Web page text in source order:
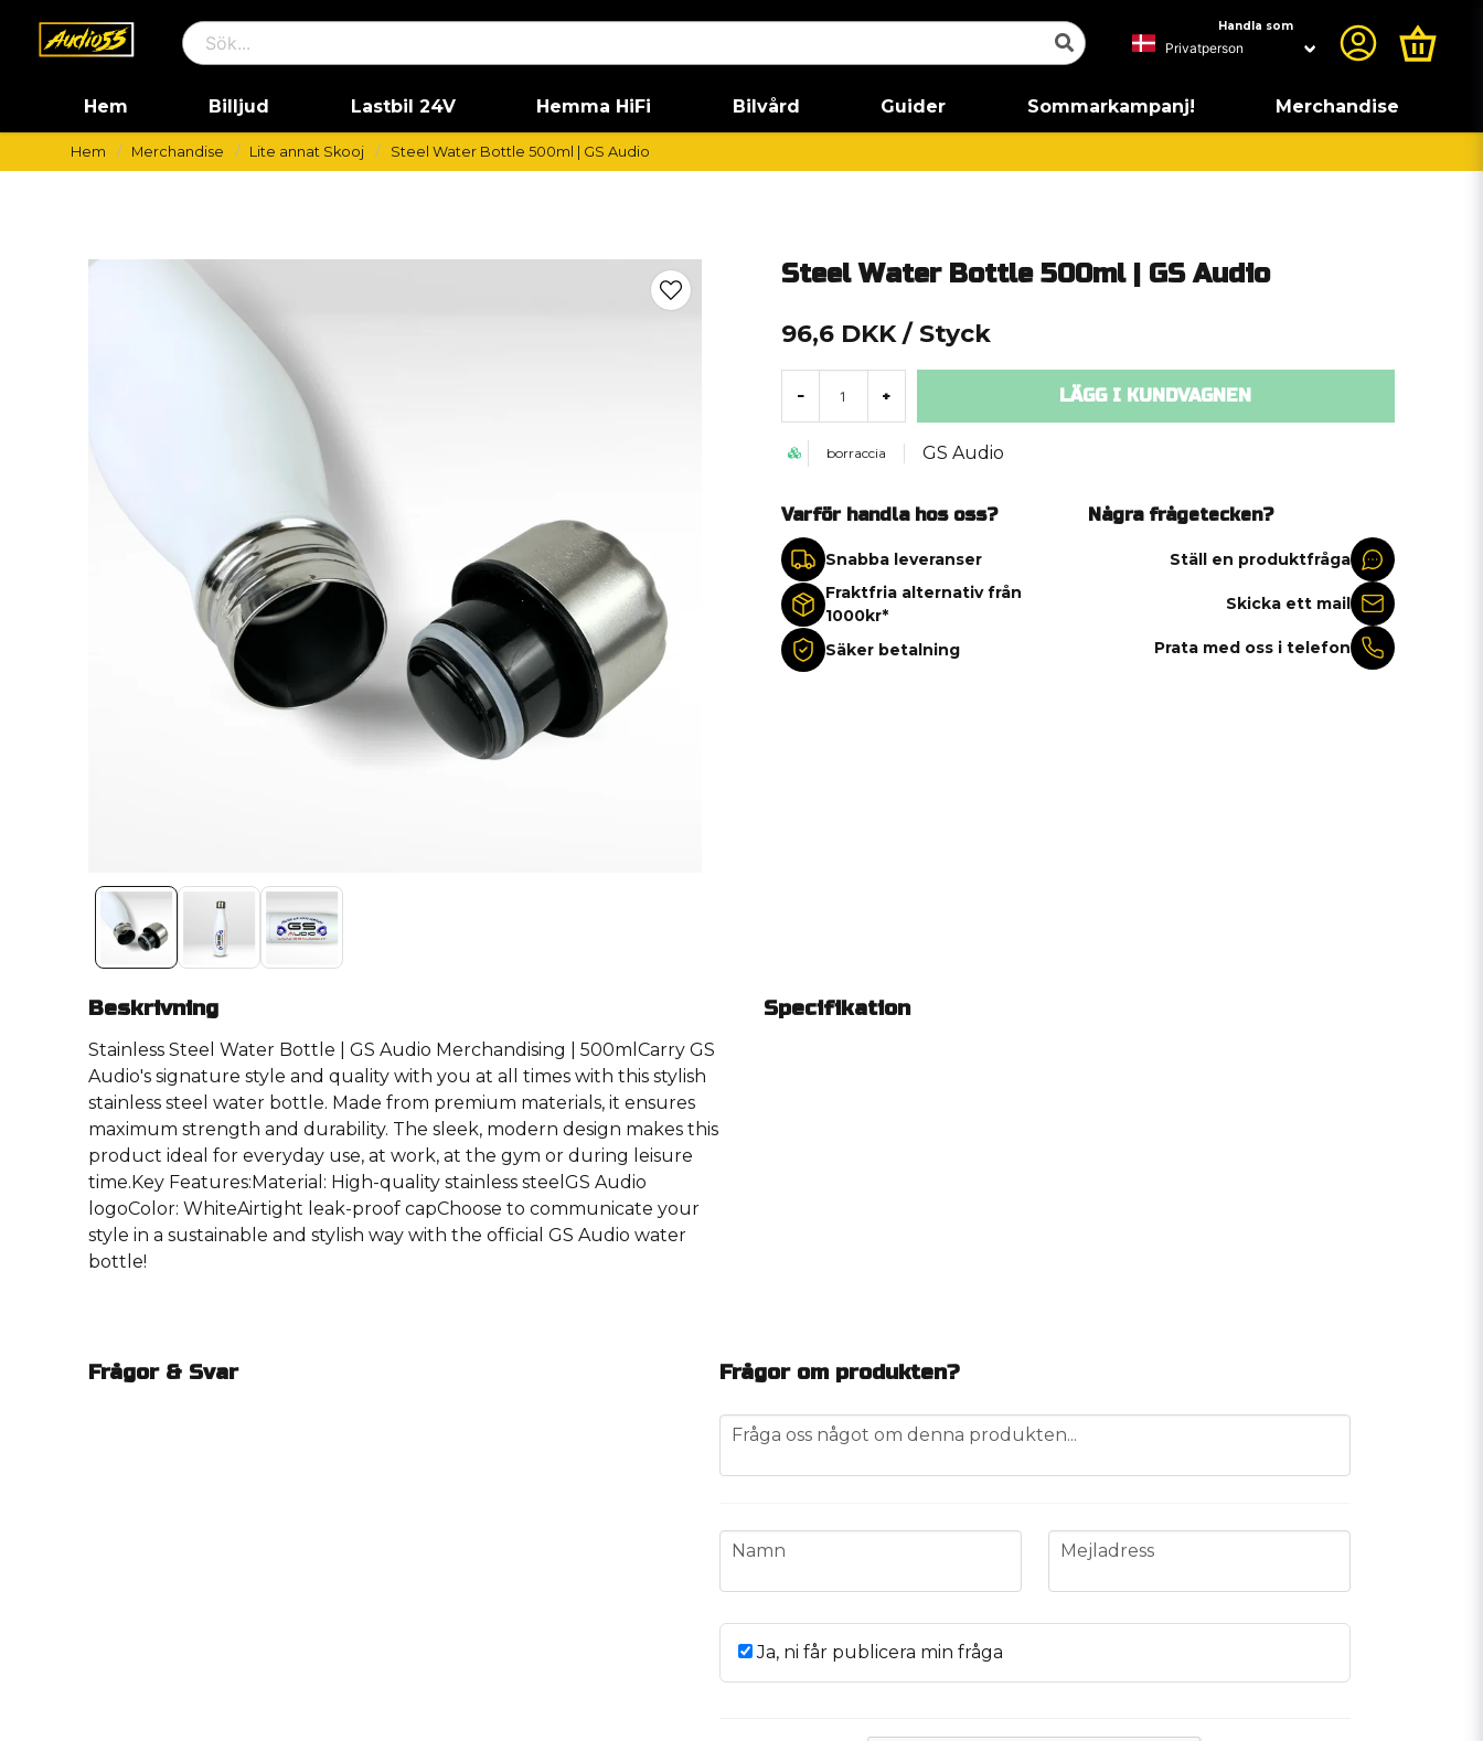
Handla som
Hem Billjud Lastbil 24V Hemma HiFi Bilvård Guider Sommarkampanj! Merchandise
Hem Merchandise Lite annat Skooj Steel Water Bottle 500ml | GS Audio
Steel Water Bottle 500ml | GS Audio
96,6 DKK / Styck
- + LÄGG I KUNDVAGNEN
borraccia GS Audio
Varför handla hos oss?
Snabba leveranser
Fraktfria alternativ från
1000kr*
Säker betalning
Några frågetecken?
Ställ en produktfråga
Skicka ett mail
Prata med oss i telefon
Beskrivning
Stainless Steel Water Bottle | GS Audio Merchandising | 500mlCarry GS
Audio's signature style and quality with you at all times with this stylish
stainless steel water bottle. Made from premium materials, it ensures
maximum strength and durability. The sleek, modern design makes this
product ideal for everyday use, at work, at the gym or during leisure
time.Key Features:Material: High-quality stainless steelGS Audio
logoColor: WhiteAirtight leak-proof capChoose to communicate your
style in a sustainable and stylish way with the official GS Audio water
bottle!
Specifikation
Frågor & Svar Frågor om produkten?
question
Fråga oss något om denna produkten...
name
Namn email
Mejladress
Ja, ni får publicera min fråga